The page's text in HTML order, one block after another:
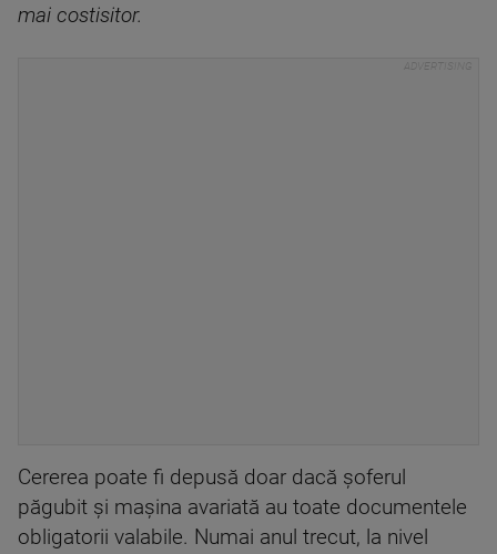
mai costisitor.
Cererea poate fi depusă doar dacă șoferul
păgubit și mașina avariată au toate documentele
obligatorii valabile. Numai anul trecut, la nivel